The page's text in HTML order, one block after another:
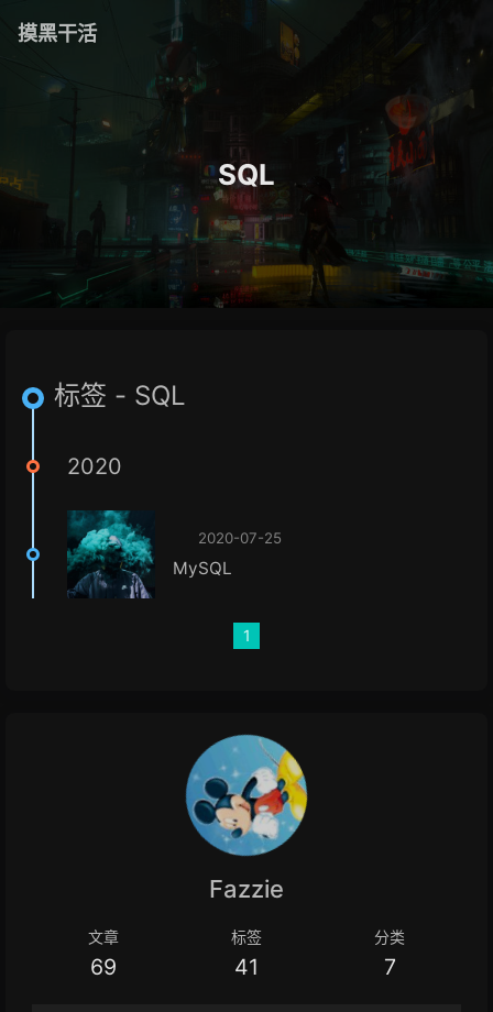
摸黑干活
SQL
标签 - SQL
2020
2020-07-25
MySQL
1
Fazzie
文章
69
标签
41
分类
7